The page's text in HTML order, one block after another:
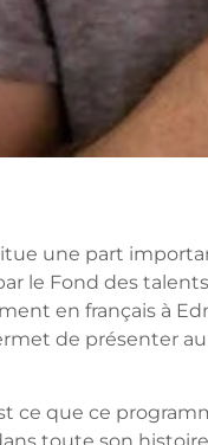
une part
le Fond des
en français à
de présenter
ce que ce